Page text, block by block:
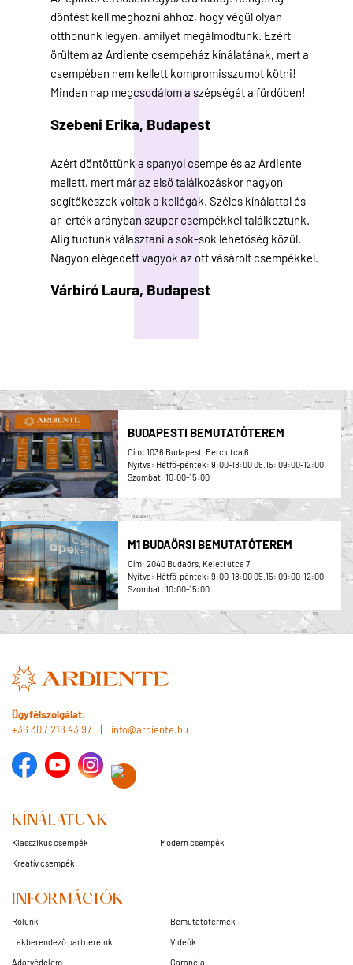
döntést kell meghozni ahhoz, hogy végül olyan
otthonunk legyen, amilyet megálmodtunk. Ezért
örültem az Ardiente csempeház kínálatának, mert a
csempében nem kellett kompromisszumot kötni!
Minden nap megcsodálom a szépségét a fürdőben!
Szebeni Erika, Budapest
Azért döntöttünk a spanyol csempe és az Ardiente
mellett, mert már az első találkozáskor nagyon
segítőkészek voltak a kollégák. Széles kínálattal és
ár-érték arányban szuper csempékkel találkoztunk.
Alig tudtunk választani a sok-sok lehetőség közül.
Nagyon elégedett vagyok az ott vásárolt csempékkel.
Várbíró Laura, Budapest
BUDAPESTI BEMUTATÓTEREM
Cím: 1036 Budapest, Perc utca 6.
Nyitva: Hétfő-péntek: 9:00-18:00 05.15: 09:00-12:00
Szombat: 10:00-15:00
M1 BUDAÖRSI BEMUTATÓTEREM
Cím: 2040 Budaörs, Keleti utca 7.
Nyitva: Hétfő-péntek: 9:00-18:00 05.15: 09:00-12:00
Szombat: 10:00-15:00
Ügyfélszolgálat:
+36 30 / 218 43 97
info@ardiente.hu
KÍNÁLATUNK
Klasszikus csempék
Modern csempék
Kreatív csempék
INFORMÁCIÓK
Rólunk
Bemutatótermek
Lakberendező partnereink
Videók
Adatvédelem
Garancia